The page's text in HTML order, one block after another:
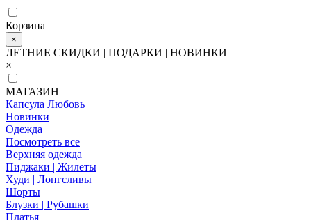
Корзина
×
ЛЕТНИЕ СКИДКИ | ПОДАРКИ | НОВИНКИ
×
МАГАЗИН
Капсула Любовь
Новинки
Одежда
Посмотреть все
Верхняя одежда
Пиджаки | Жилеты
Худи | Лонгсливы
Шорты
Блузки | Рубашки
Платья